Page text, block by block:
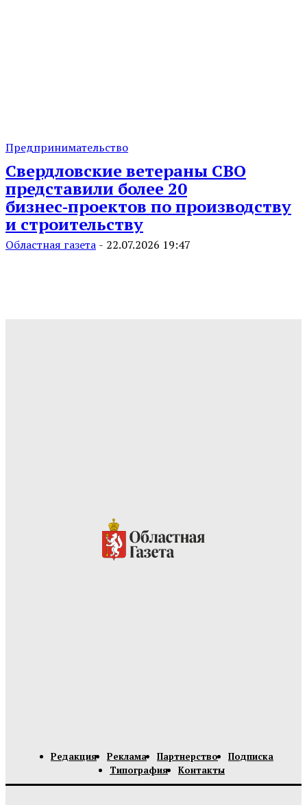
Предпринимательство
Свердловские ветераны СВО
представили более 20
бизнес‑проектов по производству
и строительству
Областная газета - 22.07.2026 19:47
Редакция Реклама Партнерство
Подписка
Типография
Контакты